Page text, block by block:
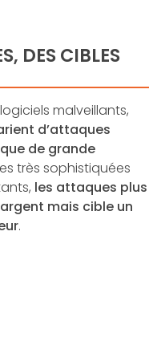
DES CIBLES
malveillants,
d’attaques
de grande
très sophistiquées
les attaques plus
mais cible un
.